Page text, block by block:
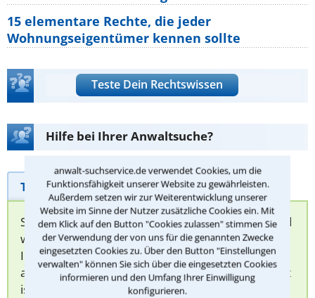
anwalt-suchservice.de verwendet Cookies, um die
Funktionsfähigkeit unserer Website zu gewährleisten.
Außerdem setzen wir zur Weiterentwicklung unserer
Website im Sinne der Nutzer zusätzliche Cookies ein. Mit
dem Klick auf den Button "Cookies zulassen" stimmen Sie
der Verwendung der von uns für die genannten Zwecke
eingesetzten Cookies zu. Über den Button "Einstellungen
verwalten" können Sie sich über die eingesetzten Cookies
informieren und den Umfang Ihrer Einwilligung
konfigurieren.
15 elementare Rechte, die jeder
Wohnungseigentümer kennen sollte
Teste Dein Rechtswissen
Hilfe bei Ihrer Anwaltsuche?
Telefonhilfe Beratungsanfrage
Sie können hier Ihren Fall schildern. Anschließend
werden sich spezialisierte Rechtsanwälte bei
Ihnen melden, um das weitere Vorgehen
abzuklären. Die Rückmeldung durch einen Anwalt
ist für Sie kostenlos.